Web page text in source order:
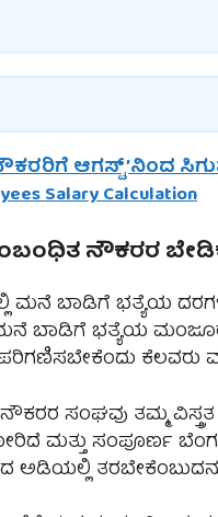
ಆಗಸ್ಟ್’ನಿಂದ
Salary Calculation
ನೌಕರರ
ಮನೆ ಬಾಡಿಗೆ ಭತ್ಯೆಯ
ಬಾಡಿಗೆ ಭತ್ಯೆಯ
ಕೆಲವರು
ನೌಕರರ ಸಂಘವು ತಮ್ಮ
ಮತ್ತು ಸಂಪೂರ್ಣ
ಅಡಿಯಲ್ಲಿ